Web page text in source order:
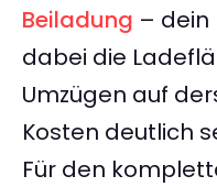
Beiladung – dein
dabei die
Umzügen auf
Kosten deutlich
Für den